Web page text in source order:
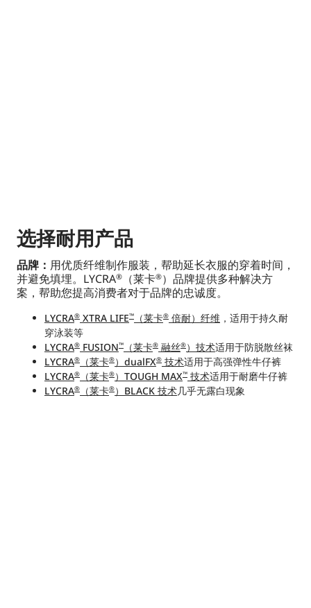
选择耐用产品
品牌： 用优质纤维制作服装，帮助延长衣服的穿着时间，
并避免填埋。LYCRA® （莱卡®）品牌提供多种解决方
案，帮助您提高消费者对于品牌的忠诚度。
LYCRA® XTRA LIFE™ （莱卡® 倍耐）纤维 ，适用于持久耐
穿泳装等
LYCRA® FUSION™ （莱卡® 融丝®）技术适用于防脱散丝袜
LYCRA® （莱卡®）dualFX® 技术适用于高强弹性牛仔裤
LYCRA® （莱卡®）TOUGH MAX™ 技术适用于耐磨牛仔裤
LYCRA® （莱卡®）BLACK 技术几乎无露白现象